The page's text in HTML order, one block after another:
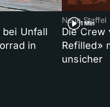
Unfall
in
1 Min
Neue Staffel
Die Crew
Refilled»
unsicher